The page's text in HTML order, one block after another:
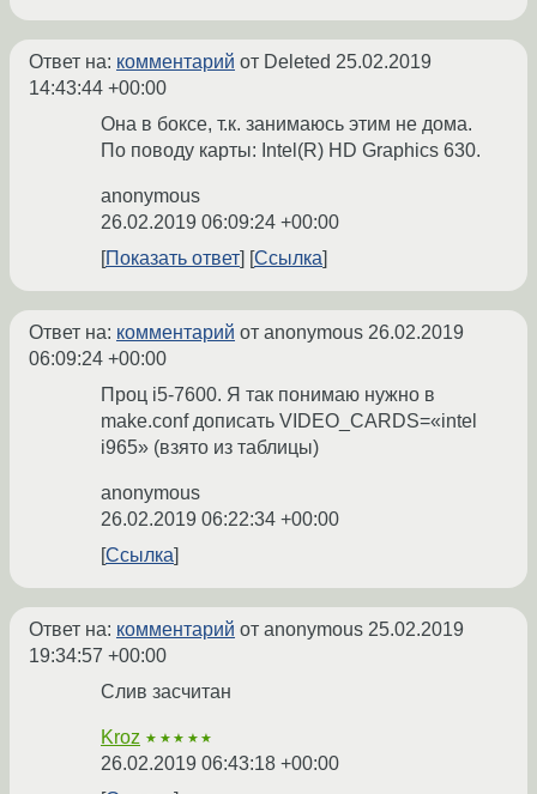
Ответ на: комментарий от Deleted 25.02.2019
14:43:44 +00:00
Она в боксе, т.к. занимаюсь этим не дома.
По поводу карты: Intel(R) HD Graphics 630.
anonymous
26.02.2019 06:09:24 +00:00
Показать ответ
Ссылка
Ответ на: комментарий от anonymous 26.02.2019
06:09:24 +00:00
Проц i5-7600. Я так понимаю нужно в
make.conf дописать VIDEO_CARDS=«intel
i965» (взято из таблицы)
anonymous
26.02.2019 06:22:34 +00:00
Ссылка
Ответ на: комментарий от anonymous 25.02.2019
19:34:57 +00:00
Слив засчитан
Kroz ★★★★★
26.02.2019 06:43:18 +00:00